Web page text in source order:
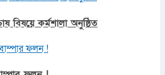
বিষয়ে কর্মশালা অনুষ্ঠিত